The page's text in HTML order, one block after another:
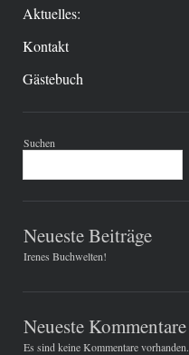
Aktuelles:
Kontakt
Gästebuch
Sidebar
Suchen
Neueste Beiträge
Irenes Buchwelten!
Neueste Kommentare
Es sind keine Kommentare vorhanden.